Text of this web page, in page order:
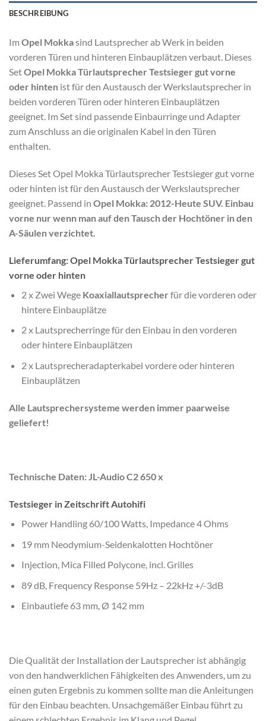
BESCHREIBUNG
Im Opel Mokkasind Lautsprecher ab Werk in beiden
vorderen Türen und hinteren Einbauplätzen verbaut. Dieses
SetOpel Mokka Türlautsprecher Testsieger gut vorne
oder hinten ist für den Austausch der Werkslautsprecher in
beiden vorderen Türen oder hinteren Einbauplätzen
geeignet. Im Set sind passende Einbaurringe und Adapter
zum Anschluss an die originalen Kabel in den Türen
enthalten.
Dieses Set Opel Mokka Türlautsprecher Testsieger gut vorne
oder hinten ist für den Austausch der Werkslautsprecher
geeignet. Passend in Opel Mokka: 2012-Heute SUV. Einbau
vorne nur wenn man auf den Tausch der Hochtöner in den
A-Säulen verzichtet.
Lieferumfang: Opel Mokka Türlautsprecher Testsieger gut
vorne oder hinten
2 x Zwei Wege Koaxiallautsprecher für die vorderen oder
hintere Einbauplätze
2 x Lautsprecherringe für den Einbau in den vorderen
oder hintere Einbauplätzen
2 x Lautsprecheradapterkabel vordere oder hinteren
Einbauplätzen
Alle Lautsprechersysteme werden immer paarweise
geliefert!
Technische Daten: JL-Audio C2 650 x
Testsieger in Zeitschrift Autohifi
Power Handling 60/100 Watts, Impedance 4 Ohms
19 mm Neodymium-Seidenkalotten Hochtöner
Injection, Mica Filled Polycone, incl. Grilles
89 dB, Frequency Response 59Hz – 22kHz +/-3dB
Einbautiefe 63 mm, Ø 142 mm
Die Qualität der Installation der Lautsprecher ist abhängig
von den handwerklichen Fähigkeiten des Anwenders, um zu
einen guten Ergebnis zu kommen sollte man die Anleitungen
für den Einbau beachten. Unsachgemäßer Einbau führt zu